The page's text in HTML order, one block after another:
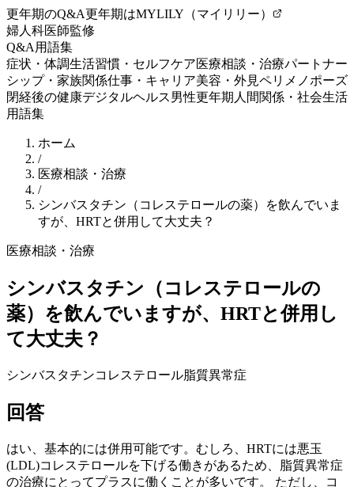
更年期のQ&A更年期はMYLILY（マイリリー）
婦人科医師監修
Q&A 用語集
症状・体調生活習慣・セルフケア医療相談・治療パートナー
シップ・家族関係仕事・キャリア美容・外見ペリメノポーズ
閉経後の健康デジタルヘルス男性更年期 人間関係・社会生活
用語集
ホーム
/
医療相談・治療
/
シンバスタチン（コレステロールの薬）を飲んでいま
すが、HRTと併用して大丈夫？
医療相談・治療
シンバスタチン（コレステロールの
薬）を飲んでいますが、HRTと併用し
て大丈夫？
シンバスタチンコレステロール脂質異常症
回答
はい、基本的には併用可能です。むしろ、 HRTには悪玉
(LDL)コレステロールを下げる働きがあるため、脂質異常症
の治療にとってプラスに働くことが多いです。 ただし、コ